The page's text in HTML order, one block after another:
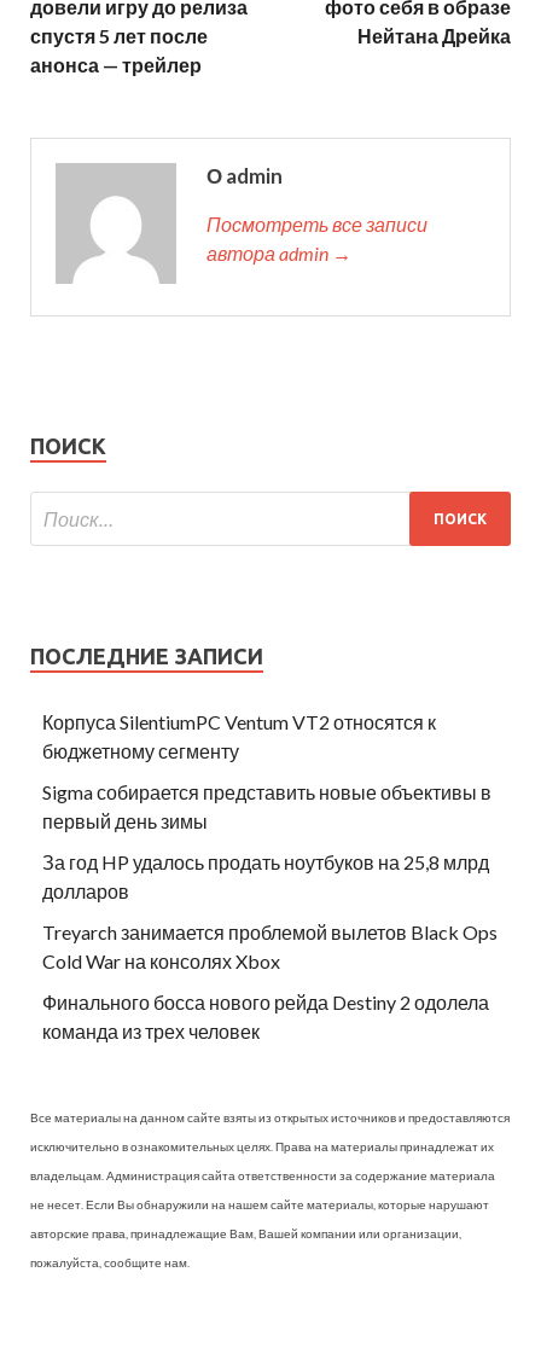
довели игру до релиза
спустя 5 лет после
анонса — трейлер
фото себя в образе
Нейтана Дрейка
О admin
Посмотреть все записи
автора admin →
ПОИСК
ПОСЛЕДНИЕ ЗАПИСИ
Корпуса SilentiumPC Ventum VT2 относятся к
бюджетному сегменту
Sigma собирается представить новые объективы в
первый день зимы
За год HP удалось продать ноутбуков на 25,8 млрд
долларов
Treyarch занимается проблемой вылетов Black Ops
Cold War на консолях Xbox
Финального босса нового рейда Destiny 2 одолела
команда из трех человек
Все материалы на данном сайте взяты из открытых источников и предоставляются
исключительно в ознакомительных целях. Права на материалы принадлежат их
владельцам. Администрация сайта ответственности за содержание материала
не несет. Если Вы обнаружили на нашем сайте материалы, которые нарушают
авторские права, принадлежащие Вам, Вашей компании или организации,
пожалуйста, сообщите нам.